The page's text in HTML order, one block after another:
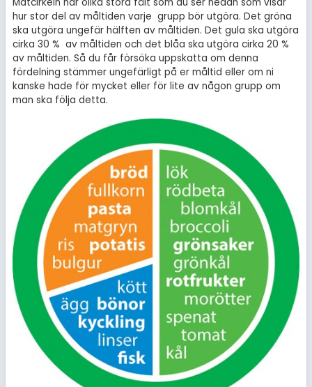
hur stor del av måltiden varje grupp bör utgöra. Det gröna
ska utgöra ungefär hälften av måltiden. Det gula ska utgöra
cirka 30 % av måltiden och det blåa ska utgöra cirka 20 %
av måltiden. Så du får försöka uppskatta om denna
fördelning stämmer ungefärligt på er måltid eller om ni
kanske hade för mycket eller för lite av någon grupp om
man ska följa detta.